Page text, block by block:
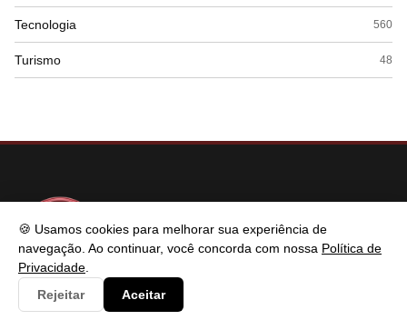
🍪 Usamos cookies para melhorar sua experiência de
navegação. Ao continuar, você concorda com nossa Política de
Privacidade
Rejeitar
Aceitar
Tecnologia 560
Turismo 48
SABER TECNOLOGIAS